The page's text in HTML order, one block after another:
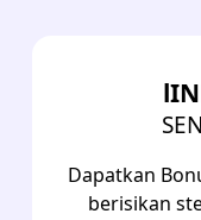
Dapatkan
berisikan